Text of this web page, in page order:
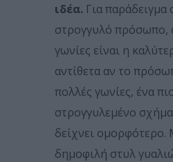
ιδέα. Για παράδειγμα
στρογγυλό πρόσωπο,
γωνίες είναι η
αντίθετα αν το
πολλές γωνίες, ένα
στρογγυλεμένο
δείχνει ομορφότερο.
δημοφιλή στυλ